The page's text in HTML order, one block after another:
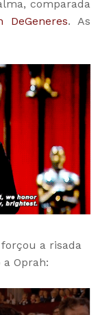
comparada
DeGeneres. As
a risada
Oprah: